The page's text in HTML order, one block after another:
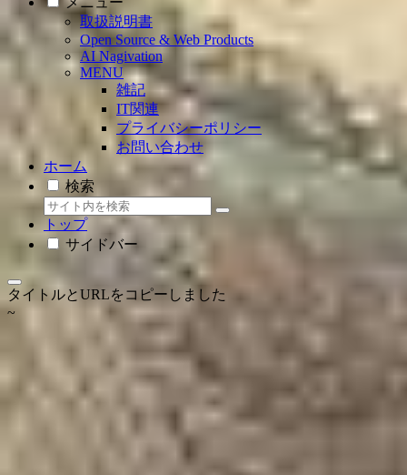
取扱説明書
Open Source & Web Products
AI Nagivation
MENU
雑記
IT関連
プライバシーポリシー
お問い合わせ
ホーム
検索
トップ
サイドバー
タイトルとURLをコピーしました
~